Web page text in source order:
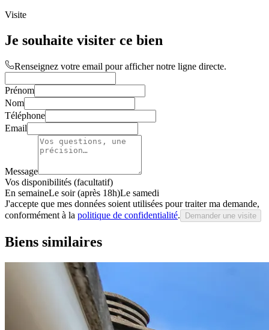
Visite
Je souhaite visiter ce bien
Renseignez votre email pour afficher notre ligne directe.
Prénom
Nom
Téléphone
Email
Message
Vos disponibilités (facultatif)
En semaineLe soir (après 18h)Le samedi
J'accepte que mes données soient utilisées pour traiter ma demande,
conformément à la politique de confidentialité. Demander une visite
Biens similaires